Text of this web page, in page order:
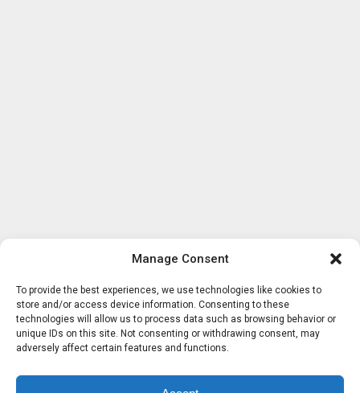
Manage Consent
To provide the best experiences, we use technologies like cookies to
store and/or access device information. Consenting to these
technologies will allow us to process data such as browsing behavior or
unique IDs on this site. Not consenting or withdrawing consent, may
adversely affect certain features and functions.